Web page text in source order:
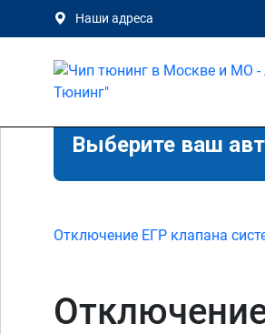
Наши адреса
Выберите ваш
Отключение ЕГР клапана